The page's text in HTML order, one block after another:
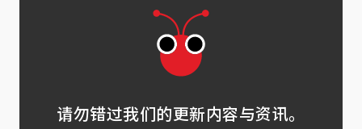
请勿错过我们的更新内容与资讯。